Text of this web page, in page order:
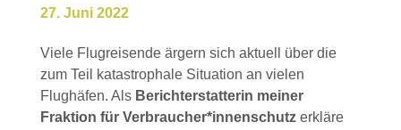
27. Juni 2022
Viele Flugreisende ärgern sich aktuell über die
zum Teil katastrophale Situation an vielen
Flughäfen. Als Berichterstatterin meiner
Fraktion für Verbraucher*innenschutzerkläre